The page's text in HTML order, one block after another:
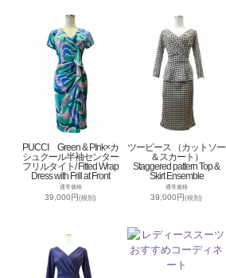
PUCCI Green & PInk×カ
シュクール半袖センター
フリルタイト/ Fitted Wrap
Dress with Frill at Front
通常価格
39,000円(税別)
ツーピース （カットソー
＆スカート）
Staggered pattern Top &
Skirt Ensemble
通常価格
39,000円(税別)